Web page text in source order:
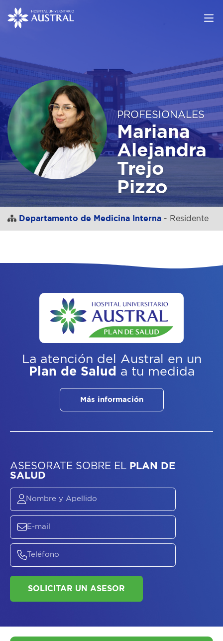
PROFESIONALES
Mariana
Alejandra
Trejo
Pizzo
Departamento de Medicina Interna - Residente
La atención del Austral
en un
Plan de Salud a tu medida
Más información
ASESORATE SOBREELPLAN DE
SALUD